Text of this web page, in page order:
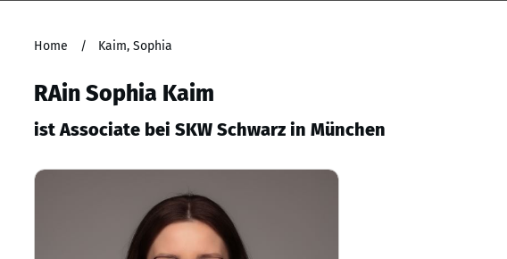
Home / Kaim, Sophia
RAin Sophia Kaim
ist Associate bei SKW Schwarz in München